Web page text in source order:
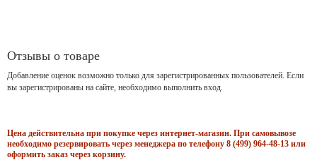
Отзывы о товаре
Добавление оценок возможно только для зарегистрированных пользователей. Если
вы зарегистрированы на сайте, необходимо выполнить вход.
Цена действительна при покупке через интернет-магазин. При самовывозе
необходимо резервировать через менеджера по телефону 8 (499) 964-48-13 или
оформить заказ через корзину.